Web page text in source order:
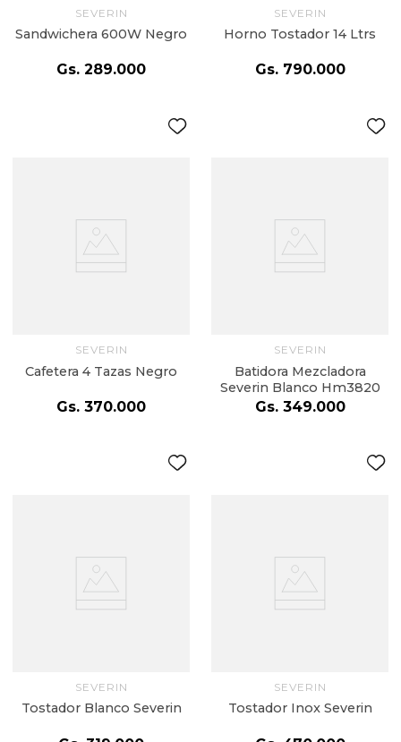
SEVERIN
Sandwichera 600W Negro
Gs. 289.000
SEVERIN
Horno Tostador 14 Ltrs
Gs. 790.000
SEVERIN
Cafetera 4 Tazas Negro
Gs. 370.000
SEVERIN
Batidora Mezcladora
Severin Blanco Hm3820
Gs. 349.000
SEVERIN
Tostador Blanco Severin
SEVERIN
Tostador Inox Severin